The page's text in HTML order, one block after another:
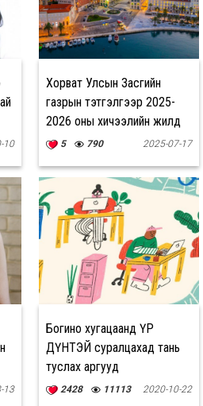
10
Хорват Улсын Засгийн
газрын тэтгэлгээр 2025-
2026 оны хичээлийн жилд
суралцуулна
5 790 2025-07-17
13
Богино хугацаанд ҮР
ДҮНТЭЙ суралцахад тань
туслах аргууд
2428 11113 2020-10-22